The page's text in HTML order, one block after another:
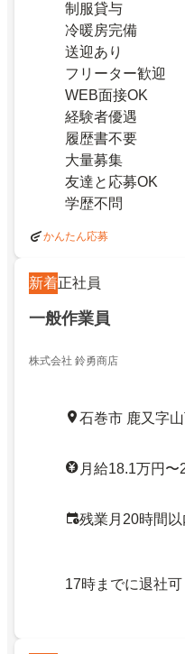
制服貸与
冷暖房完備
送迎あり
フリーター歓迎
WEB面接OK
経験者優遇
履歴書不要
大量募集
友達と応募OK
学歴不問
かんたん応募
新着正社員
一般作業員
株式会社 鈴勇商店
石巻市 鹿又字
月給18.1万円〜
残業月20時間以
17時までに退社可